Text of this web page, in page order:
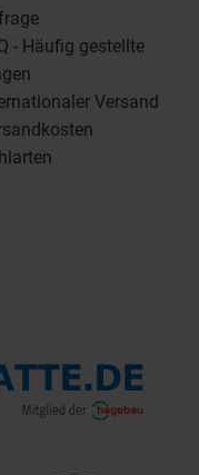
- Häufig gestellte
Versand